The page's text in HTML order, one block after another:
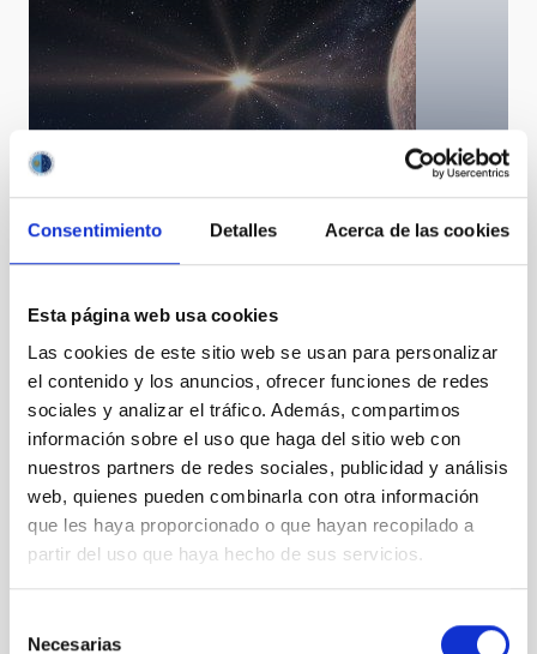
Consentimiento Detalles Acerca de las cookies
Esta página web usa cookies
Las cookies de este sitio web se usan para personalizar
el contenido y los anuncios, ofrecer funciones de redes
sociales y analizar el tráfico. Además, compartimos
información sobre el uso que haga del sitio web con
nuestros partners de redes sociales, publicidad y análisis
web, quienes pueden combinarla con otra información
que les haya proporcionado o que hayan recopilado a
partir del uso que haya hecho de sus servicios.
Necesarias
Descubierta una súper-Tierra cercana en la zona de